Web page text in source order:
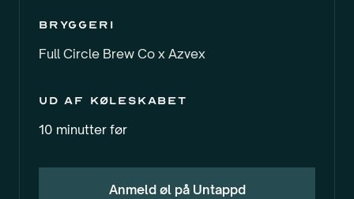
Bryggeri
Full Circle Brew Co x Azvex
Ud af køleskabet
10 minutter før
Anmeld øl på Untappd